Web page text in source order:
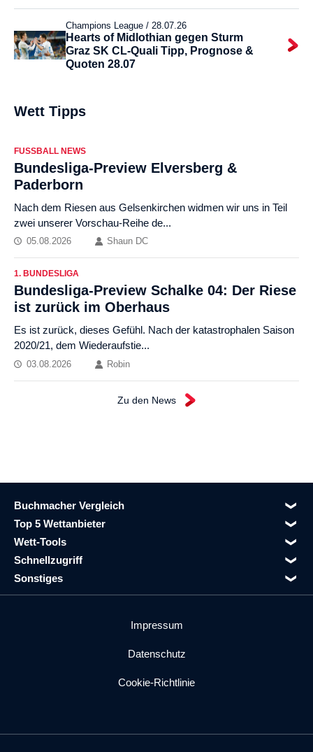
Champions League / 28.07.26
Hearts of Midlothian gegen Sturm
Graz SK CL-Quali Tipp, Prognose &
Quoten 28.07
Wett Tipps
FUSSBALL NEWS
Bundesliga-Preview Elversberg &
Paderborn
Nach dem Riesen aus Gelsenkirchen widmen wir uns in Teil
zwei unserer Vorschau-Reihe de...
05.08.2026 Shaun DC
1. BUNDESLIGA
Bundesliga-Preview Schalke 04: Der Riese
ist zurück im Oberhaus
Es ist zurück, dieses Gefühl. Nach der katastrophalen Saison
2020/21, dem Wiederaufstie...
03.08.2026 Robin
Zu den News
Buchmacher Vergleich
Top 5 Wettanbieter
Wett-Tools
Schnellzugriff
Sonstiges
Impressum
Datenschutz
Cookie-Richtlinie